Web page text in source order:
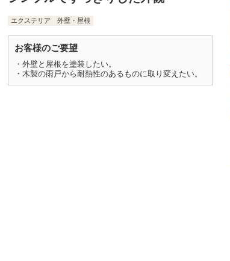
エクステリア 外壁・屋根
お客様のご要望
・外壁と屋根を塗装したい。
・木製の雨戸から耐熱性のあるものに取り変えたい。